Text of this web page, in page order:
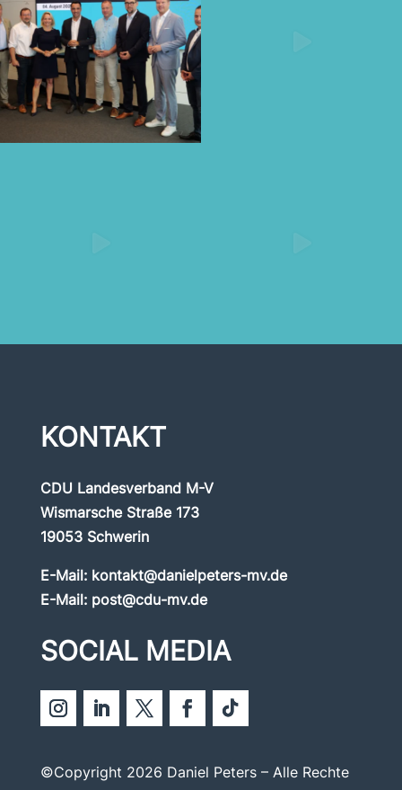
KONTAKT
CDU Landesverband M-V
Wismarsche Straße 173
19053 Schwerin
E-Mail: kontakt@danielpeters-mv.de
E-Mail: post@cdu-mv.de
SOCIAL MEDIA
©Copyright 2026 Daniel Peters – Alle Rechte